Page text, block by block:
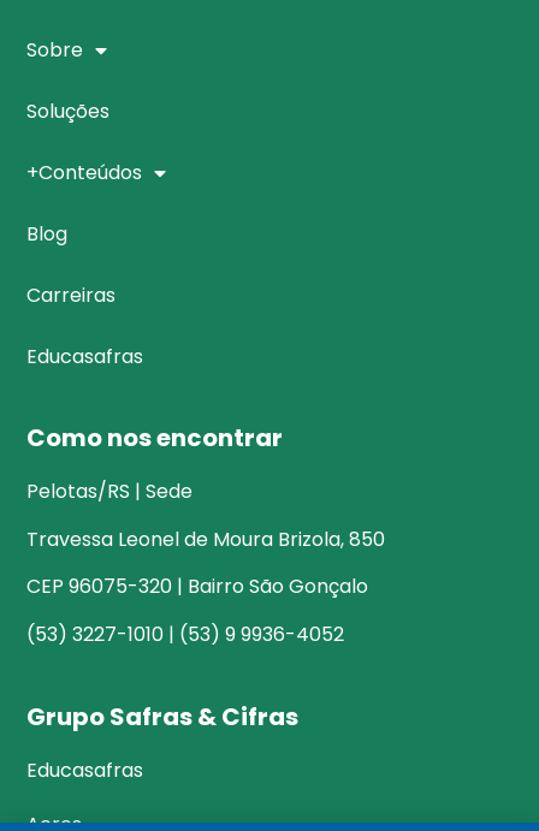
Sobre
Soluções
+Conteúdos
Blog
Carreiras
Educasafras
Como nos encontrar
Pelotas/RS | Sede
Travessa Leonel de Moura Brizola, 850
CEP 96075-320 | Bairro São Gonçalo
(53) 3227-1010 | (53) 9 9936-4052
Grupo Safras & Cifras
Educasafras
Acres